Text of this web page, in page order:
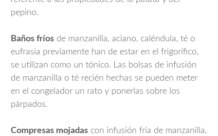
pepino.
Baños fríos de manzanilla, aciano, caléndula, té o
eufrasia previamente han de estar en el frigorífico,
se utilizan como un tónico. Las bolsas de infusión
de manzanilla o té recién hechas se pueden meter
en el congelador un rato y ponerlas sobre los
párpados.
Compresas mojadas con infusión fría de manzanilla,